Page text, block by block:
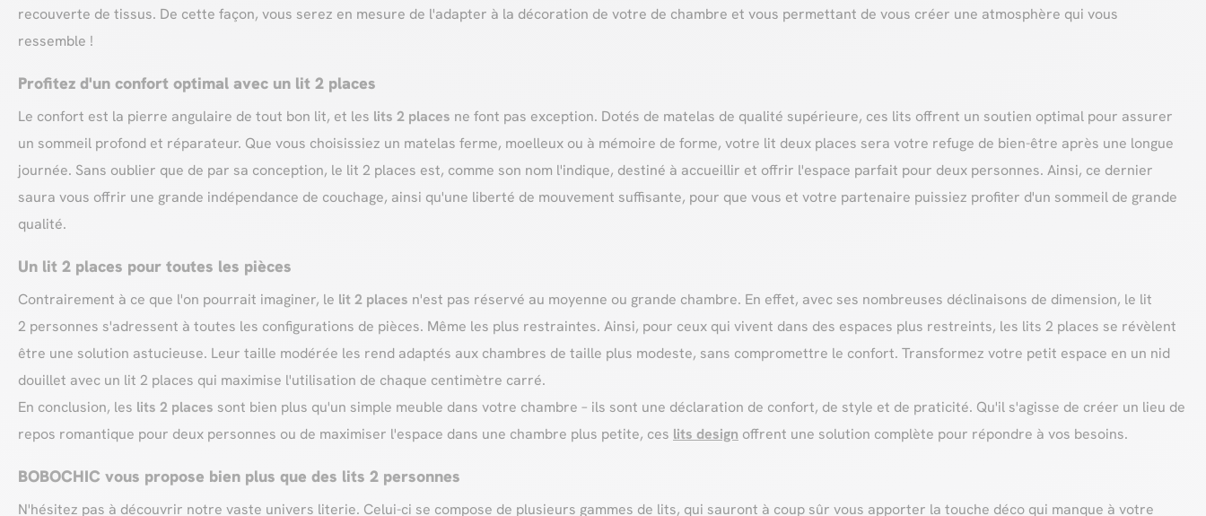
recouverte de tissus. De cette façon, vous serez en mesure de l'adapter à la décoration de votre de chambre et vous permettant de vous créer une atmosphère qui vous
ressemble !
Profitez d'un confort optimal avec un lit 2 places
Le confort est la pierre angulaire de tout bon lit, et les lits 2 places ne font pas exception. Dotés de matelas de qualité supérieure, ces lits offrent un soutien optimal pour assurer
un sommeil profond et réparateur. Que vous choisissiez un matelas ferme, moelleux ou à mémoire de forme, votre lit deux places sera votre refuge de bien-être après une longue
journée. Sans oublier que de par sa conception, le lit 2 places est, comme son nom l'indique, destiné à accueillir et offrir l'espace parfait pour deux personnes. Ainsi, ce dernier
saura vous offrir une grande indépendance de couchage, ainsi qu'une liberté de mouvement suffisante, pour que vous et votre partenaire puissiez profiter d'un sommeil de grande
qualité.
Un lit 2 places pour toutes les pièces
Contrairement à ce que l'on pourrait imaginer, le lit 2 places n'est pas réservé au moyenne ou grande chambre. En effet, avec ses nombreuses déclinaisons de dimension, le lit
2 personnes s'adressent à toutes les configurations de pièces. Même les plus restraintes. Ainsi, pour ceux qui vivent dans des espaces plus restreints, les lits 2 places se révèlent
être une solution astucieuse. Leur taille modérée les rend adaptés aux chambres de taille plus modeste, sans compromettre le confort. Transformez votre petit espace en un nid
douillet avec un lit 2 places qui maximise l'utilisation de chaque centimètre carré.
En conclusion, les lits 2 places sont bien plus qu'un simple meuble dans votre chambre – ils sont une déclaration de confort, de style et de praticité. Qu'il s'agisse de créer un lieu de
repos romantique pour deux personnes ou de maximiser l'espace dans une chambre plus petite, ces lits design offrent une solution complète pour répondre à vos besoins.
BOBOCHIC vous propose bien plus que des lits 2 personnes
N'hésitez pas à découvrir notre vaste univers literie. Celui-ci se compose de plusieurs gammes de lits, qui sauront à coup sûr vous apporter la touche déco qui manque à votre